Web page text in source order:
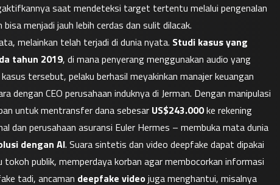
saat mendeteksi target tertentu melalui pengenalan
menjadi jauh lebih cerdas dan sulit dilacak.
melainkan telah terjadi di dunia nyata. Studi kasus yang
tahun 2019, di mana penyerang menggunakan audio yang
tersebut, pelaku berhasil meyakinkan manajer keuangan
dengan CEO perusahaan induknya di Jerman. Dengan manipulasi
untuk mentransfer dana sebesar US$243.000 ke rekening
dan perusahaan asuransi Euler Hermes – membuka mata dunia
dengan AI. Suara sintetis dan video deepfake dapat dipakai
publik, memperdaya korban agar membocorkan informasi
tadi, ancaman deepfake video juga menghantui, misalnya